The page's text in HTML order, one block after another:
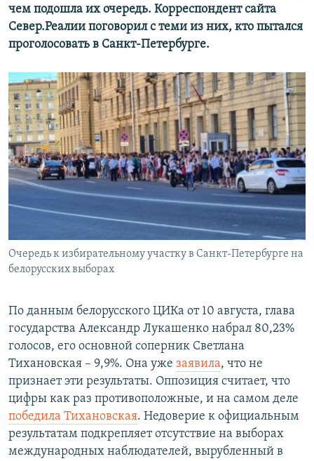
чем подошла их очередь. Корреспондент сайта
Север.Реалии поговорил с теми из них, кто пытался
проголосовать в Санкт-Петербурге.
Очередь к избирательному участку в Санкт-Петербурге на
белорусских выборах
По данным белорусского ЦИКа от 10 августа, глава
государства Александр Лукашенко набрал 80,23%
голосов, его основной соперник Светлана
Тихановская – 9,9%. Она уже заявила, что не
признает эти результаты. Оппозиция считает, что
цифры как раз противоположные, и на самом деле
победила Тихановская. Недоверие к официальным
результатам подкрепляет отсутствие на выборах
международных наблюдателей, вырубленный в